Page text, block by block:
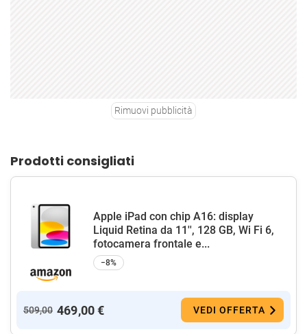
Rimuovi pubblicità
Prodotti consigliati
Apple iPad con chip A16: display
Liquid Retina da 11'', 128 GB, Wi Fi 6,
fotocamera frontale e...
−8%
509,00 469,00 € VEDI OFFERTA